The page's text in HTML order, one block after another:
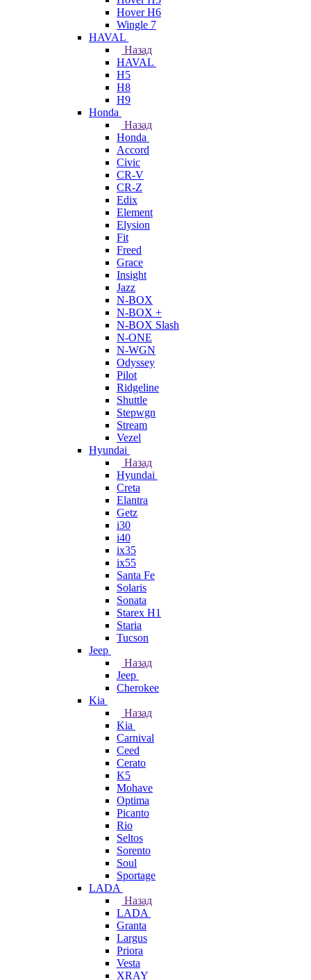
Hover H6
Wingle 7
HAVAL
Назад
HAVAL
H5
H8
H9
Honda
Назад
Honda
Accord
Civic
CR-V
CR-Z
Edix
Element
Elysion
Fit
Freed
Grace
Insight
Jazz
N-BOX
N-BOX +
N-BOX Slash
N-ONE
N-WGN
Odyssey
Pilot
Ridgeline
Shuttle
Stepwgn
Stream
Vezel
Hyundai
Назад
Hyundai
Creta
Elantra
Getz
i30
i40
ix35
ix55
Santa Fe
Solaris
Sonata
Starex H1
Staria
Tucson
Jeep
Назад
Jeep
Cherokee
Kia
Назад
Kia
Carnival
Ceed
Cerato
K5
Mohave
Optima
Picanto
Rio
Seltos
Sorento
Soul
Sportage
LADA
Назад
LADA
Granta
Largus
Priora
Vesta
XRAY